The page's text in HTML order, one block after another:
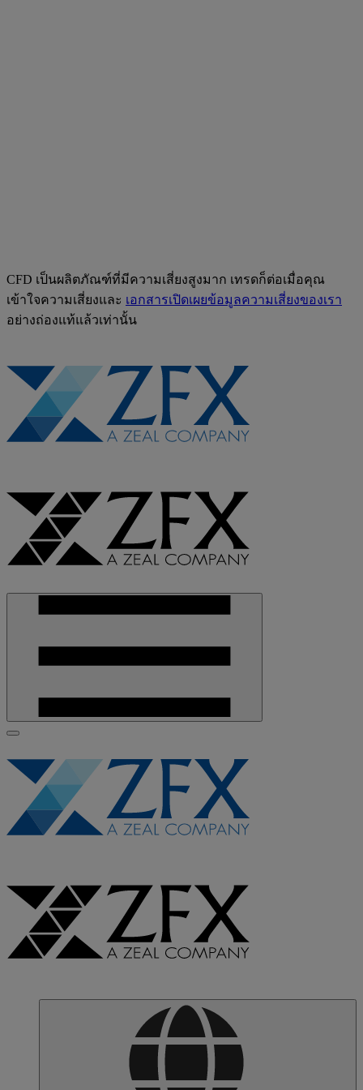
CFD เป็นผลิตภัณฑ์ที่มีความเสี่ยงสูงมาก เทรดก็ต่อเมื่อคุณ
เข้าใจความเสี่ยงและ เอกสารเปิดเผยข้อมูลความเสี่ยงของเรา
อย่างถ่องแท้แล้วเท่านั้น